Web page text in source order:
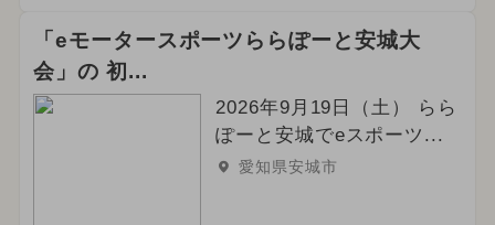
「eモータースポーツららぽーと安城大
会」の 初...
2026年9月19日（土） らら
ぽーと安城でeスポーツ...
愛知県安城市